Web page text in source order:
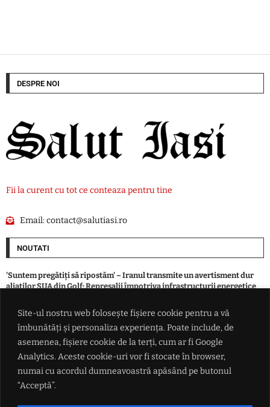
Site-ul nostru web folosește fișiere cookie pentru a vă
îmbunătăți și personaliza experiența. Poate include, de
asemenea, fișiere cookie de la terți, cum ar fi Google
Analytics. Aceste cookie-uri vor fi stocate în browser,
numai cu acordul dumneavoastră apăsând pe butonul
“Acceptă”.
DESPRE NOI
Fii la curent cu tot ce conteaza pentru tine
Email:contact@salutiasi.ro
NOUTATI
'Suntem pregătiți să ripostăm' – Iranul transmite un avertisment dur
aliaților SUA din Golf: Represalii împotriva infrastructurii energetice
Luna august va aduce temperaturi la care nu ne așteptam. Directorul
ANM anunță ce urmează după ploile din weekend
Cum se poate rezolva criza prețurilor la carburanți. Este nevoie de un
singur telefon (Victor Ponta)